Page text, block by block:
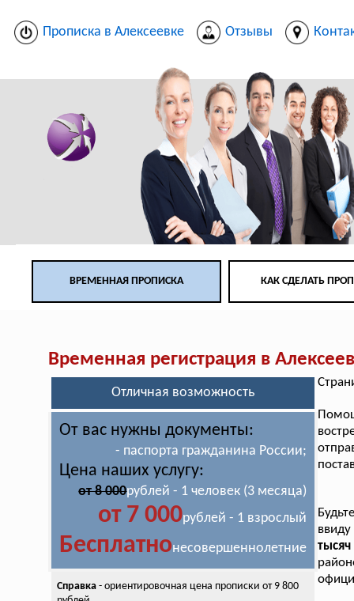
Прописка в Алексеевке Отзывы
ВРЕМЕННАЯ ПРОПИСКА КАК СДЕЛАТЬ
Временная регистрация в
Отличная возможность
От вас нужны документы:
- паспорта гражданина России;
Цена наших услугу:
от 8 000рублей - 1 человек (3 месяца)
от 7 000рублей - 1 взрослый
Бесплатнонесовершеннолетние
Справка - ориентировочная цена прописки от 9 800